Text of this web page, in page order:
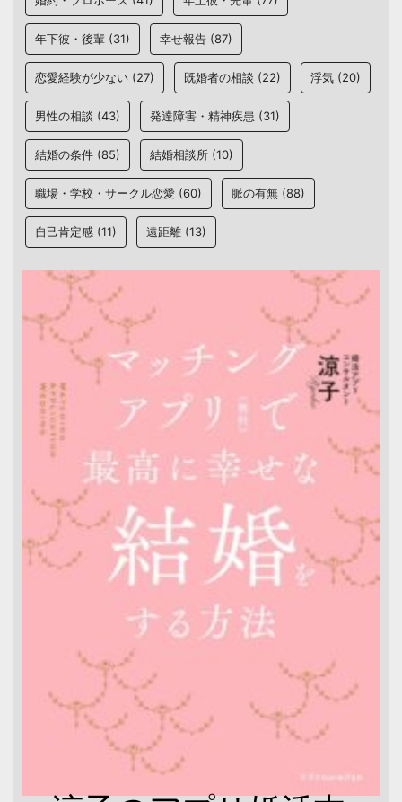
年下彼・後輩 (31) 幸せ報告 (87)
恋愛経験が少ない (27) 既婚者の相談 (22) 浮気 (20)
男性の相談 (43) 発達障害・精神疾患 (31)
結婚の条件 (85) 結婚相談所 (10)
職場・学校・サークル恋愛 (60) 脈の有無 (88)
自己肯定感 (11) 遠距離 (13)